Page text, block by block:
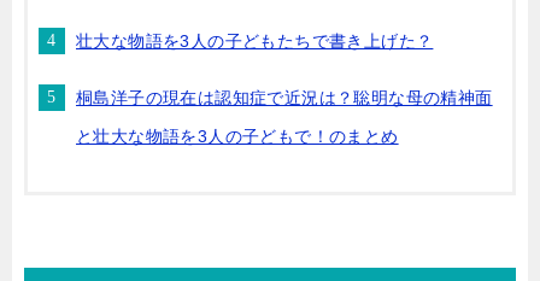
壮大な物語を3人の子どもたちで書き上げた？
桐島洋子の現在は認知症で近況は？聡明な母の精神面
と壮大な物語を3人の子どもで！のまとめ